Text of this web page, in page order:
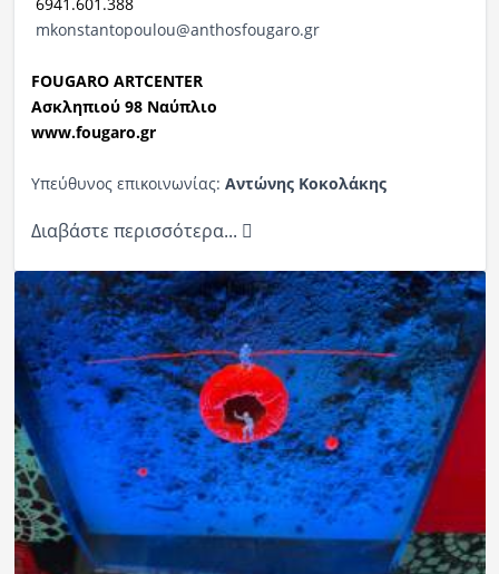
mkonstantopoulou@anthosfougaro.gr
FOUGARO ARTCENTER
Ασκληπιού 98 Ναύπλιο
www.fougaro.gr
Υπεύθυνος επικοινωνίας: Αντώνης Κοκολάκης
Διαβάστε περισσότερα...